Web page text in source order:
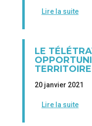
Lire la suite
LE
TERRITOIRE
20 janvier 2021
Lire la suite